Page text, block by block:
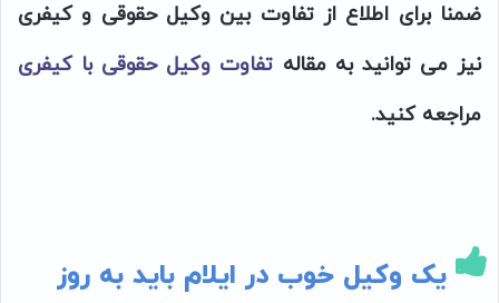
ضمنا برای اطلاع از تفاوت بین وکیل حقوقی و کیفری
نیز می توانید به مقاله تفاوت وکیل حقوقی با کیفری
مراجعه کنید.
یک وکیل خوب در ایلام باید به روز